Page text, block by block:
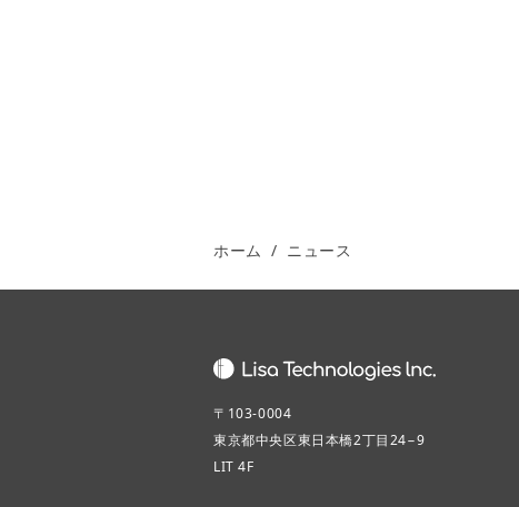
ホーム / ニュース
〒103-0004
東京都中央区東日本橋2丁目24−9
LIT 4F